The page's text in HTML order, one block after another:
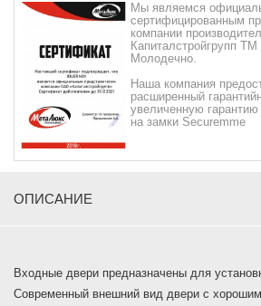
Мы являемся
сертифицированным
компании
Капиталстройгрупп
Молодечно.
Наша компания
расширенный
увеличенную
на замки Securemme
ОПИСАНИЕ
Входные двери предназначены для
Современный внешний вид двери с